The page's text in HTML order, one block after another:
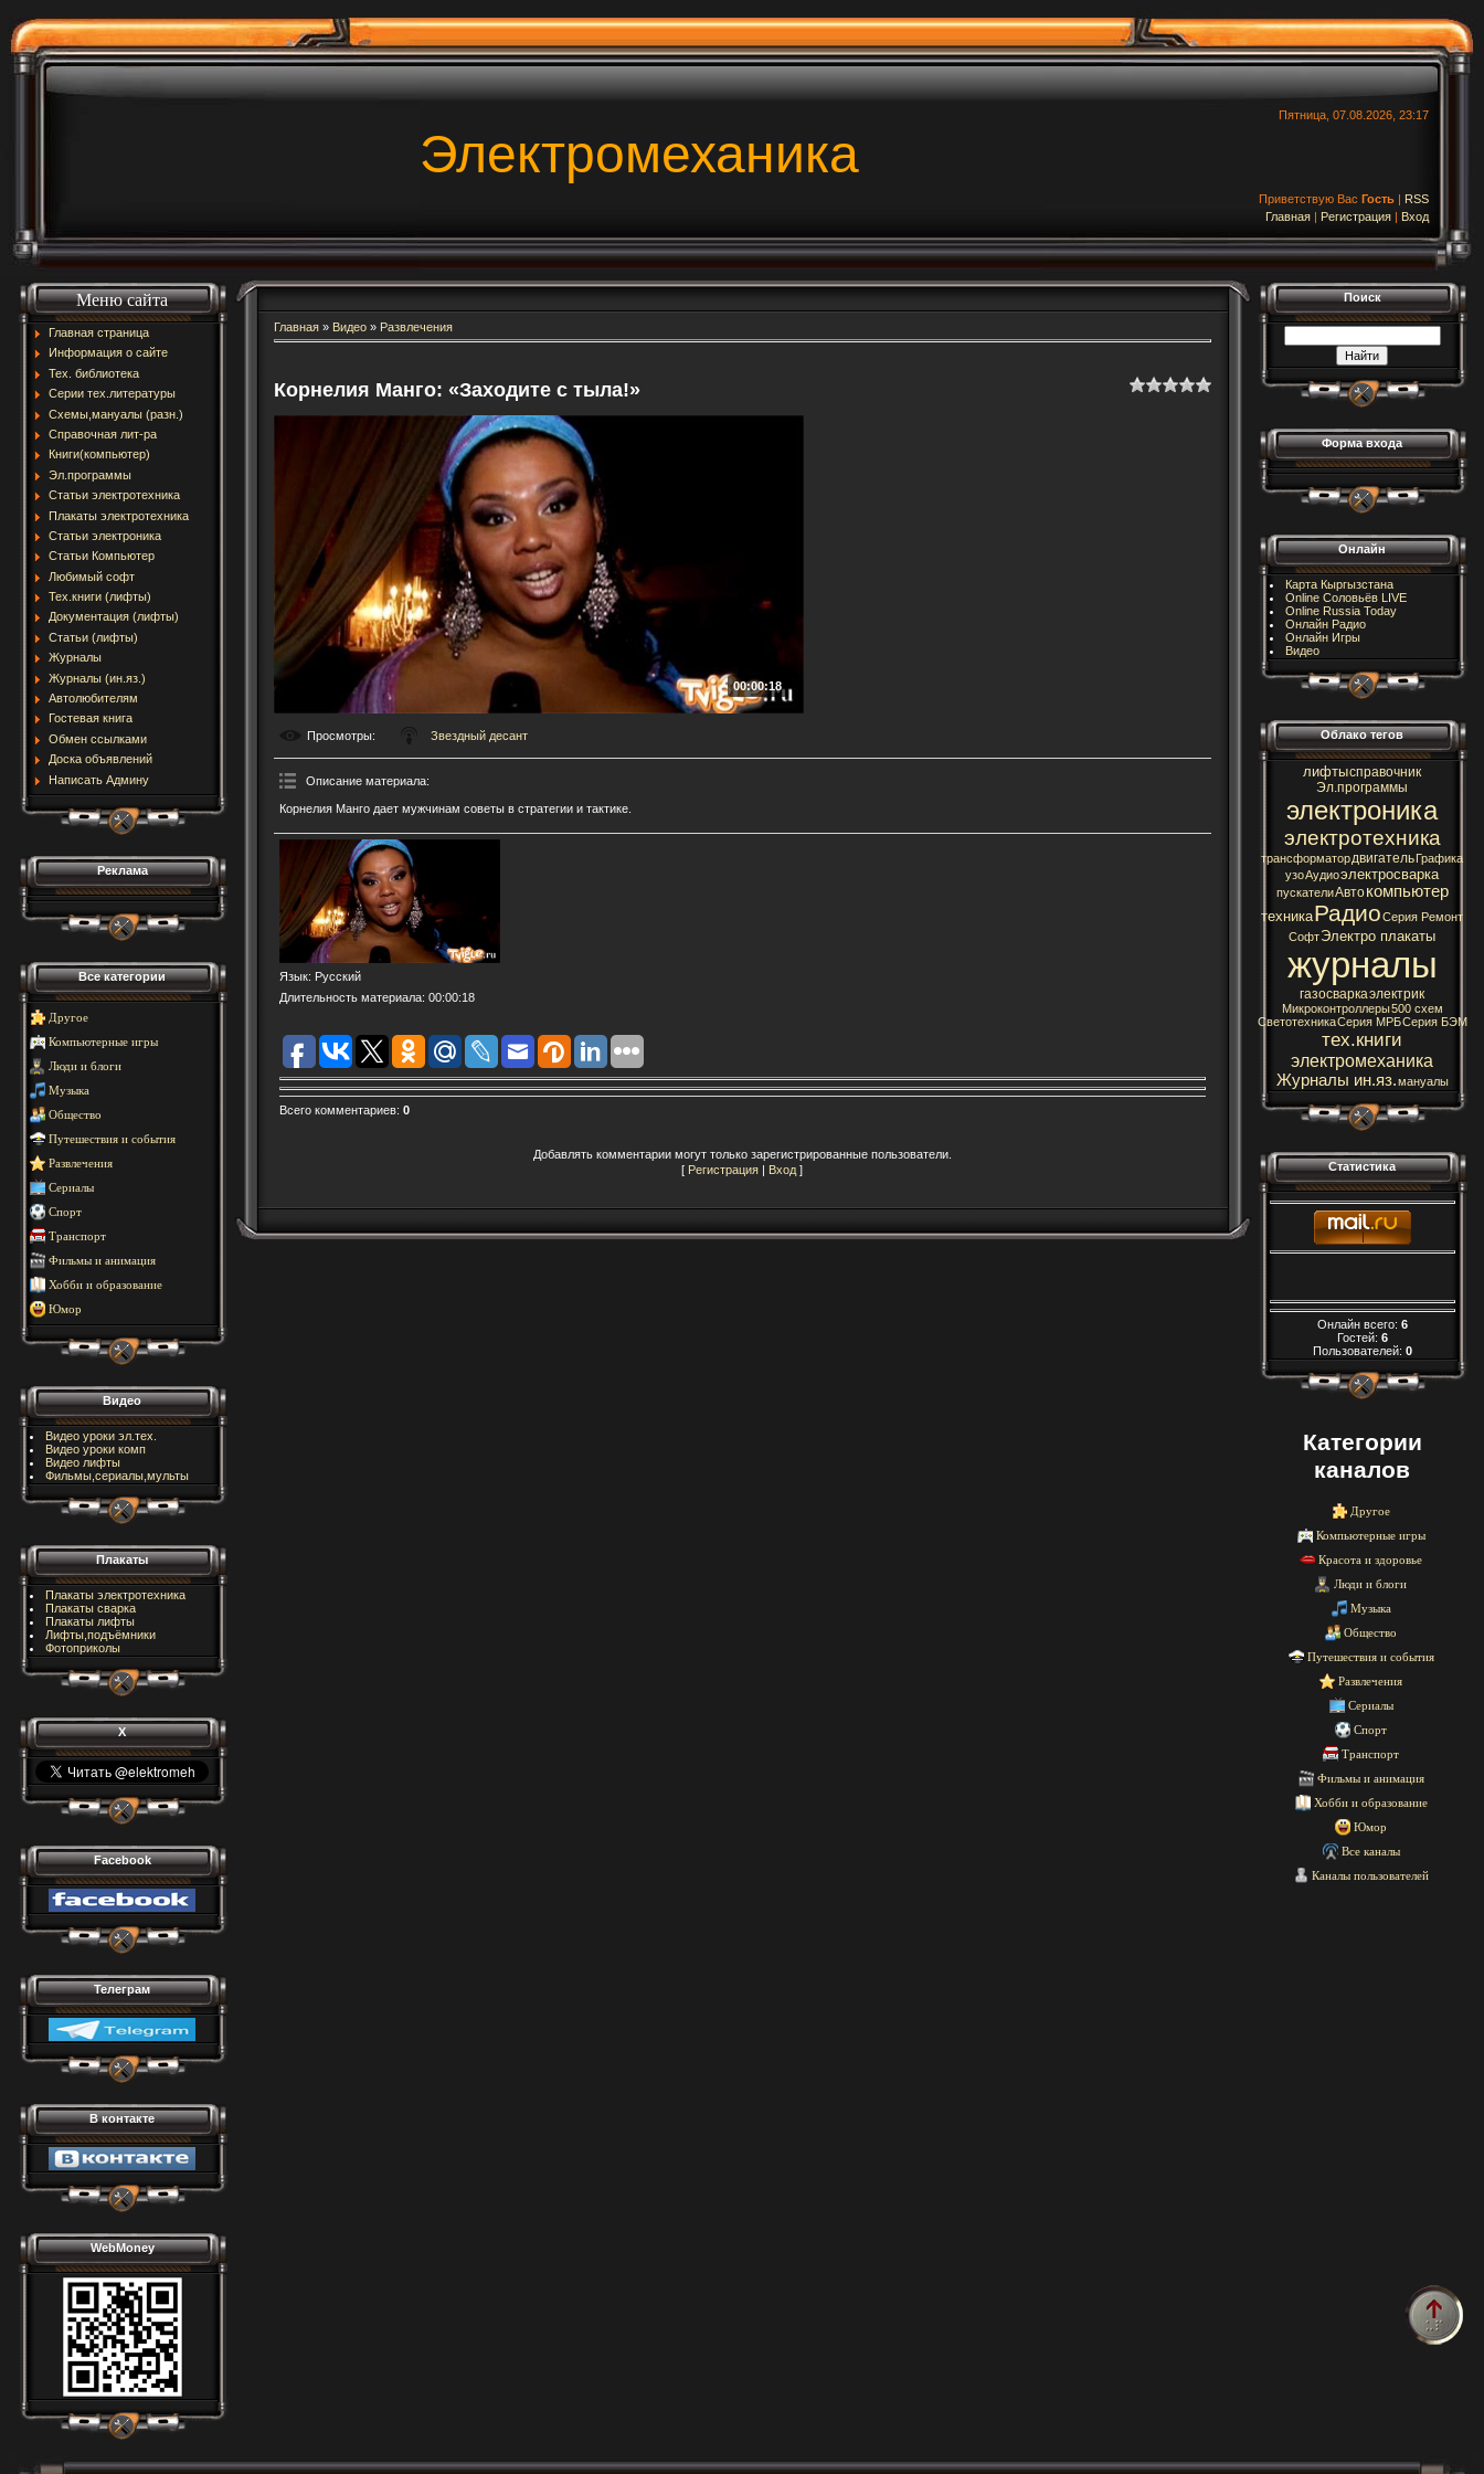
Пятница, 07.08.2026, 23:17
Электромеханика
Приветствую Вас Гость | RSS
Главная | Регистрация | Вход
Меню сайта
Главная страница
Информация о сайте
Тех. библиотека
Серии тех.литературы
Схемы,мануалы (разн.)
Справочная лит-ра
Книги(компьютер)
Эл.программы
Статьи электротехника
Плакаты электротехника
Статьи электроника
Статьи Компьютер
Любимый софт
Тех.книги (лифты)
Документация (лифты)
Статьи (лифты)
Журналы
Журналы (ин.яз.)
Автолюбителям
Гостевая книга
Обмен ссылками
Доска объявлений
Написать Админу
Реклама
Все категории
Другое
Компьютерные игры
Люди и блоги
Музыка
Общество
Путешествия и события
Развлечения
Сериалы
Спорт
Транспорт
Фильмы и анимация
Хобби и образование
Юмор
Видео
Видео уроки эл.тех.
Видео уроки комп
Видео лифты
Фильмы,сериалы,мульты
Плакаты
Плакаты электротехника
Плакаты сварка
Плакаты лифты
Лифты,подъёмники
Фотоприколы
X
Facebook
Телеграм
В контакте
WebMoney
Главная» Видео» Развлечения
Корнелия Манго: «Заходите с тыла!»
00:00:18
Просмотры: Звездный десант
Описание материала:
Корнелия Манго дает мужчинам советы в стратегии и тактике.
Язык: Русский
Длительность материала: 00:00:18
Всего комментариев: 0
Добавлять комментарии могут только зарегистрированные пользователи.
[ Регистрация | Вход ]
Поиск
Форма входа
Онлайн
Карта Кыргызстана
Online Соловьёв LIVE
Online Russia Today
Онлайн Радио
Онлайн Игры
Видео
Облако тегов
лифтысправочник
Эл.программы
электроника
электротехника
трансформатордвигательГрафика
узоАудиоэлектросварка
пускателиАвтокомпьютер
техникаРадиоСерия Ремонт
СофтЭлектро плакаты
журналы
газосваркаэлектрик
Микроконтроллеры500 схем
СветотехникаСерия МРБСерия БЭМ
тех.книги
электромеханика
Журналы ин.яз.мануалы
Статистика
Онлайн всего: 6
Гостей: 6
Пользователей: 0
Категории
каналов
Другое
Компьютерные игры
Красота и здоровье
Люди и блоги
Музыка
Общество
Путешествия и события
Развлечения
Сериалы
Спорт
Транспорт
Фильмы и анимация
Хобби и образование
Юмор
Все каналы
Каналы пользователей